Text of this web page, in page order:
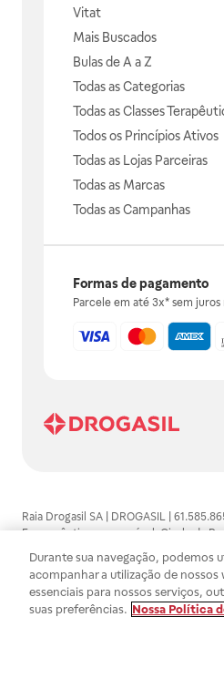
Vitat
Mais Buscados
Bulas de A a Z
Todas as Categorias
Todas as Classes
Todos os Princípios Ativos
Todas as Lojas Parceiras
Todas as Marcas
Todas as Campanhas
Formas de pagamento
Parcele em até 3x* sem
Raia Drogasil SA | DROGASIL |
Farmacêutico responsável: Gisele da
automedicação e não substituem, em
persistirem os sintomas, um médico
SA trabalha com as tecnologias mais
efetuados estão sujeitos à
Durante sua navegação, podemos
acompanhar a utilização de
essenciais para nossos serviços,
suas preferências. Nossa Política